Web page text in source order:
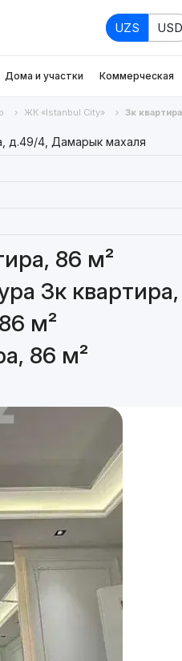
UZS USD
Дома и участки Коммерческая
ЖК «Istanbul City» 3к
д.49/4, Дамарык махаля
86 м²
3к
м²
86 м²